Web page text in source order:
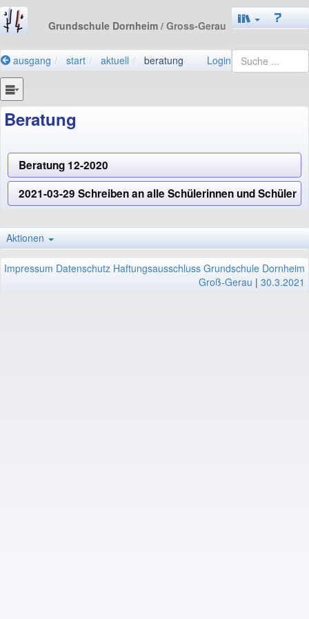
Grundschule Dornheim / Gross-Gerau
ausgang start aktuell beratung Login
Beratung
Beratung 12-2020
2021-03-29 Schreiben an alle Schülerinnen und Schüler
Aktionen
Impressum Datenschutz Haftungsausschluss Grundschule Dornheim
Groß-Gerau | 30.3.2021